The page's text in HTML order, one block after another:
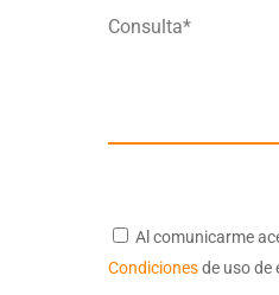
Consulta*
Al comunicarme
Condicionesde uso de